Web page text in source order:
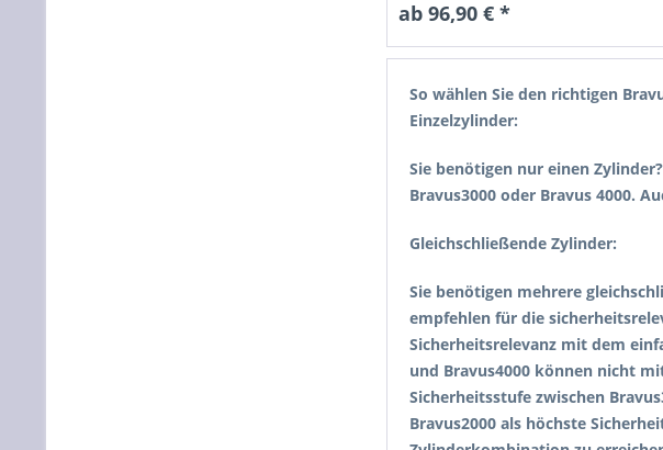
ab 96,90 € *
So wählen Sie den richtigen
Einzelzylinder:
Sie benötigen nur einen
Bravus3000 oder Bravus 4000.
Gleichschließende Zylinder:
Sie benötigen mehrere
empfehlen für die
Sicherheitsrelevanz mit dem
und Bravus4000 können nicht
Sicherheitsstufe zwischen
Bravus2000 als höchste